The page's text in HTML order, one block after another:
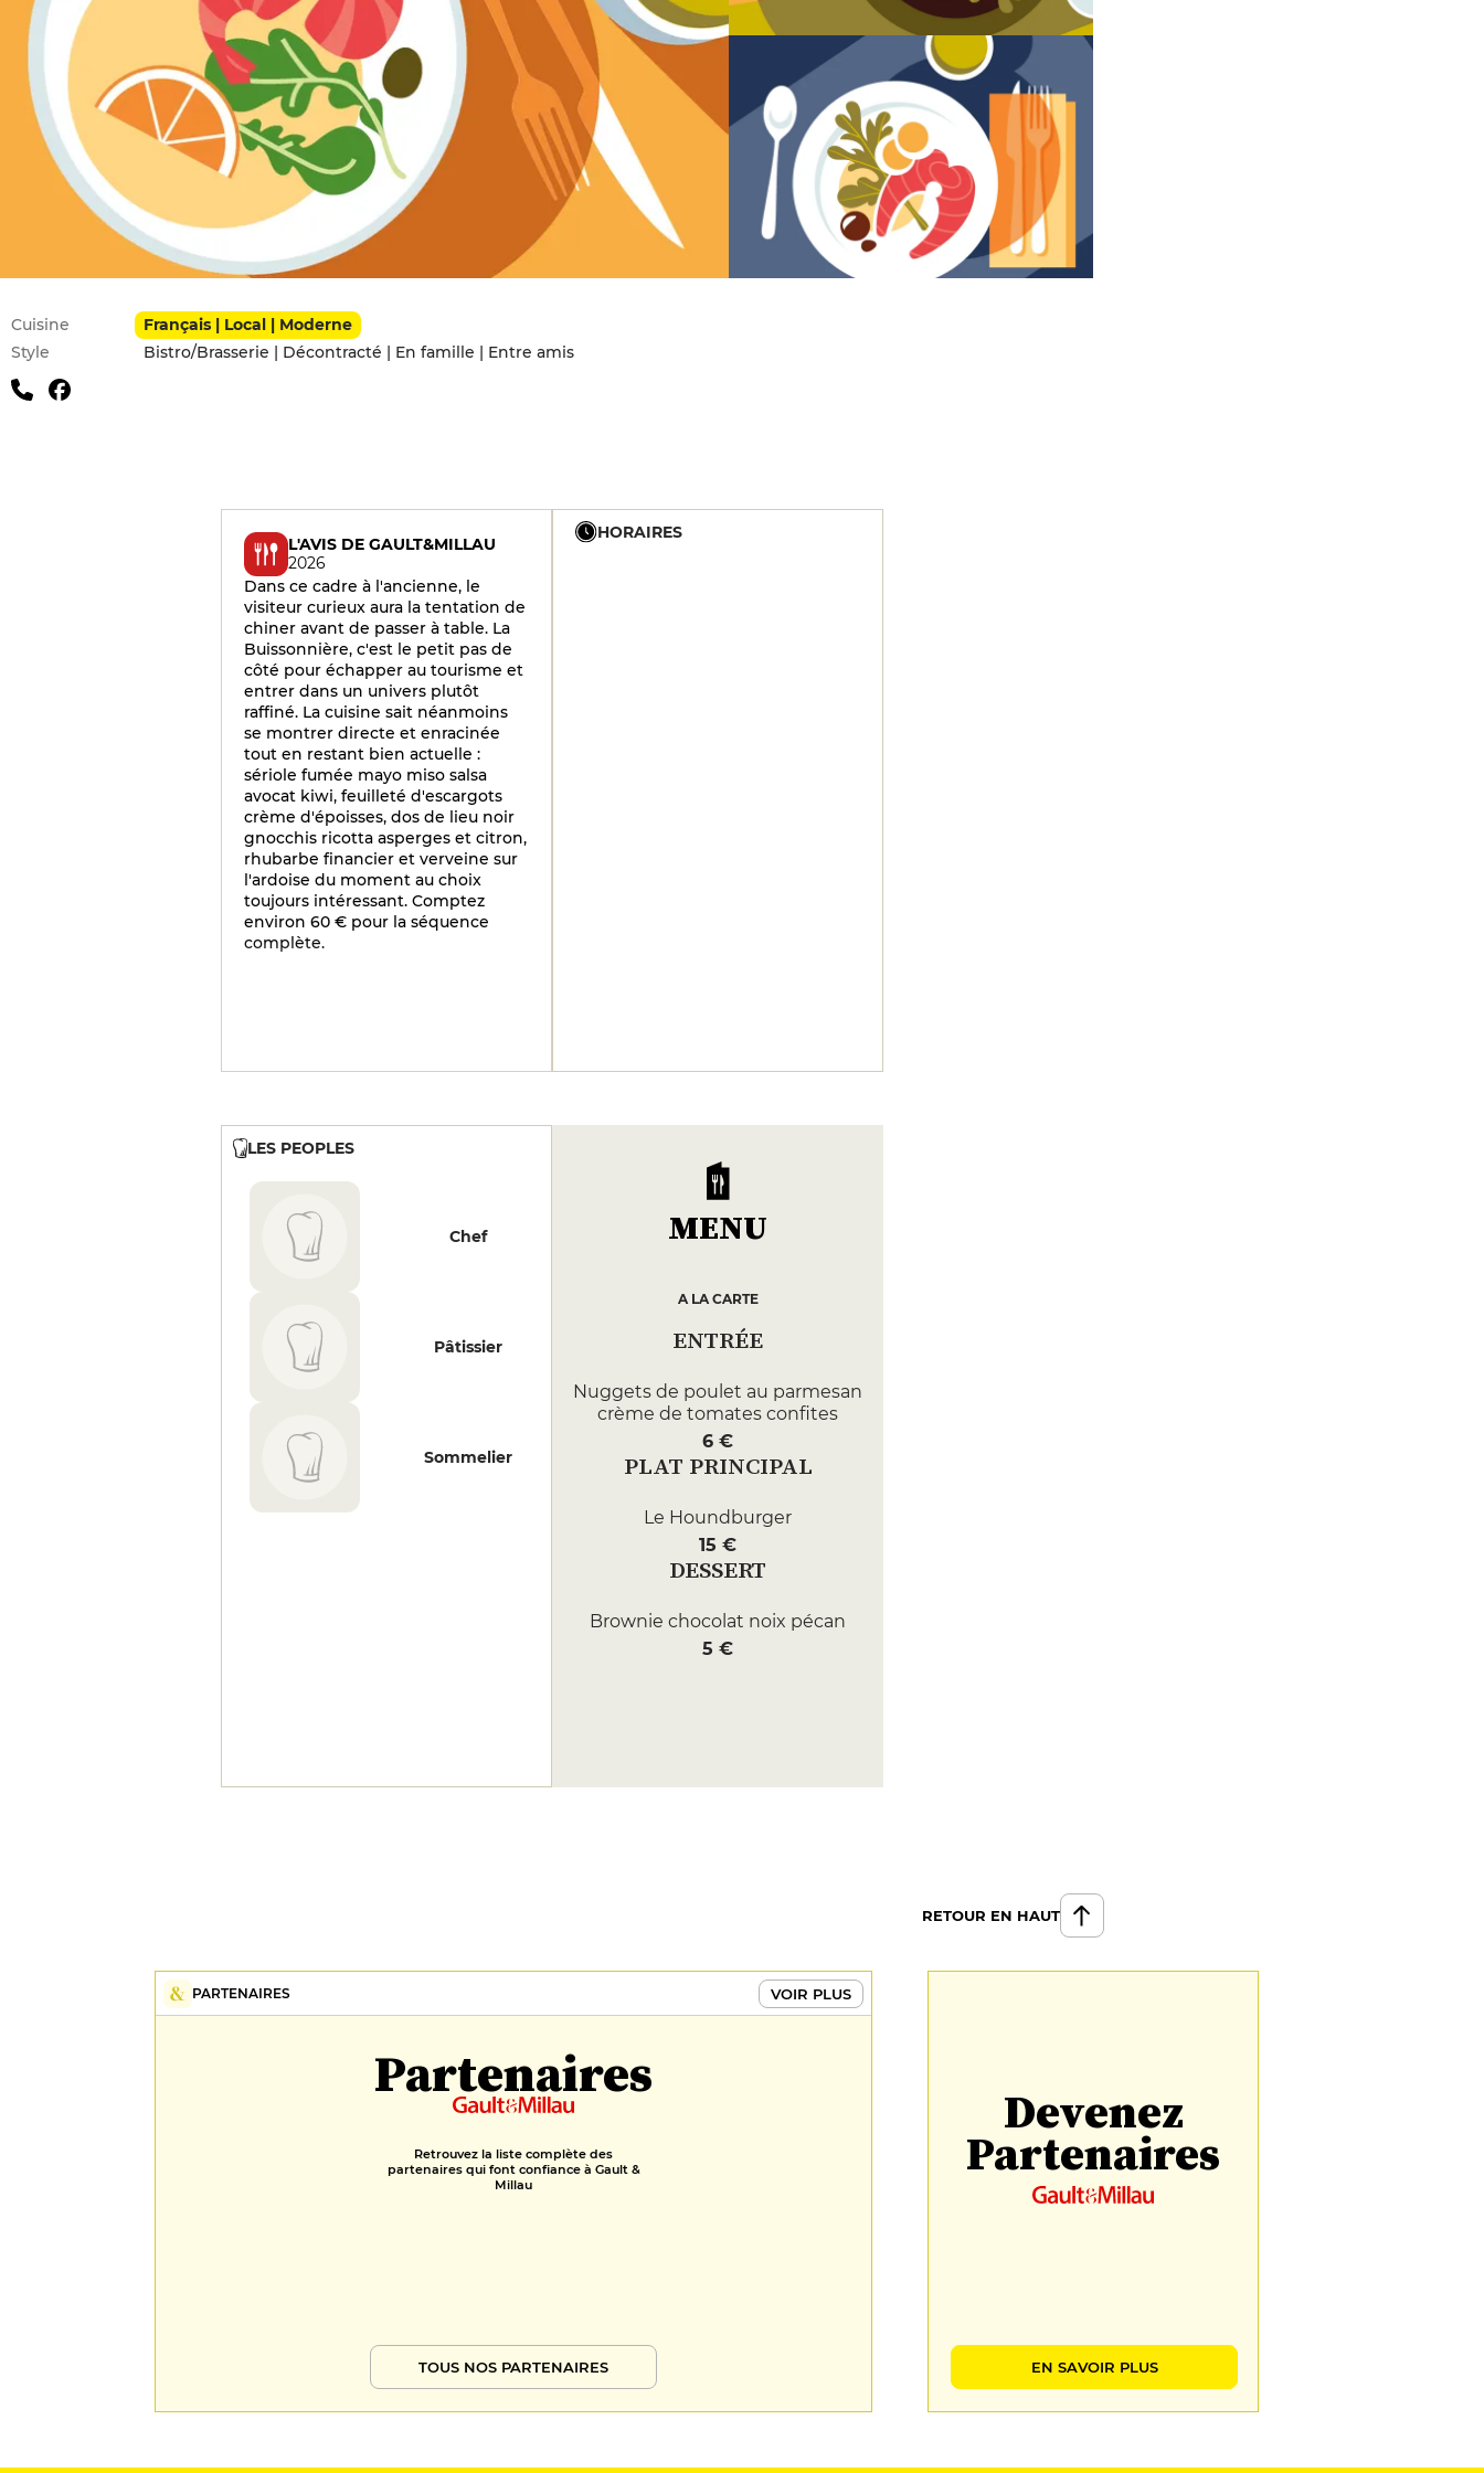
Infos pratiques
Cuisine
Français | Local | Moderne
Style
Bistro/Brasserie | Décontracté | En famille | Entre amis
L'AVIS DE GAULT&MILLAU
2026
Dans ce cadre à l'ancienne, le
visiteur curieux aura la tentation de
chiner avant de passer à table. La
Buissonnière, c'est le petit pas de
côté pour échapper au tourisme et
entrer dans un univers plutôt
raffiné. La cuisine sait néanmoins
se montrer directe et enracinée
tout en restant bien actuelle :
sériole fumée mayo miso salsa
avocat kiwi, feuilleté d'escargots
crème d'époisses, dos de lieu noir
gnocchis ricotta asperges et citron,
rhubarbe financier et verveine sur
l'ardoise du moment au choix
toujours intéressant. Comptez
environ 60 € pour la séquence
complète.
HORAIRES
LES PEOPLES
Chef
Pâtissier
Sommelier
MENU
A LA CARTE
ENTRÉE
Nuggets de poulet au parmesan
crème de tomates confites
6 €
PLAT PRINCIPAL
Le Houndburger
15 €
DESSERT
Brownie chocolat noix pécan
5 €
RETOUR EN HAUT
PARTENAIRES VOIR PLUS
Partenaires
Retrouvez la liste complète des
partenaires qui font confiance à Gault &
Millau
TOUS NOS PARTENAIRES
Devenez
Partenaires
EN SAVOIR PLUS